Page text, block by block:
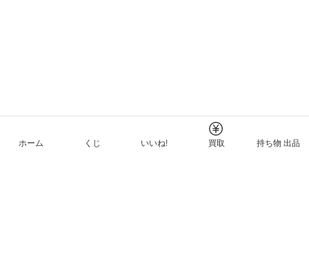
ホーム くじ いいね! 買取 持ち物 出品